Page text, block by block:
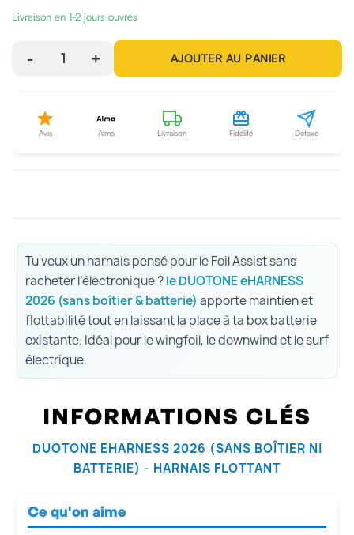
Livraison en 1-2 jours ouvrés
- 1 + AJOUTER AU PANIER
Avis Alma Livraison Fidélité Détaxe
Tu veux un harnais pensé pour le Foil Assist sans
racheter l’électronique ?le DUOTONE eHARNESS
2026 (sans boîtier & batterie) apporte maintien et
flottabilité tout en laissant la place à ta box batterie
existante. Idéal pour le wingfoil, le downwind et le surf
électrique.
INFORMATIONS CLÉS
DUOTONE EHARNESS 2026 (SANS BOÎTIER NI
BATTERIE) - HARNAIS FLOTTANT
Ce qu'on aime